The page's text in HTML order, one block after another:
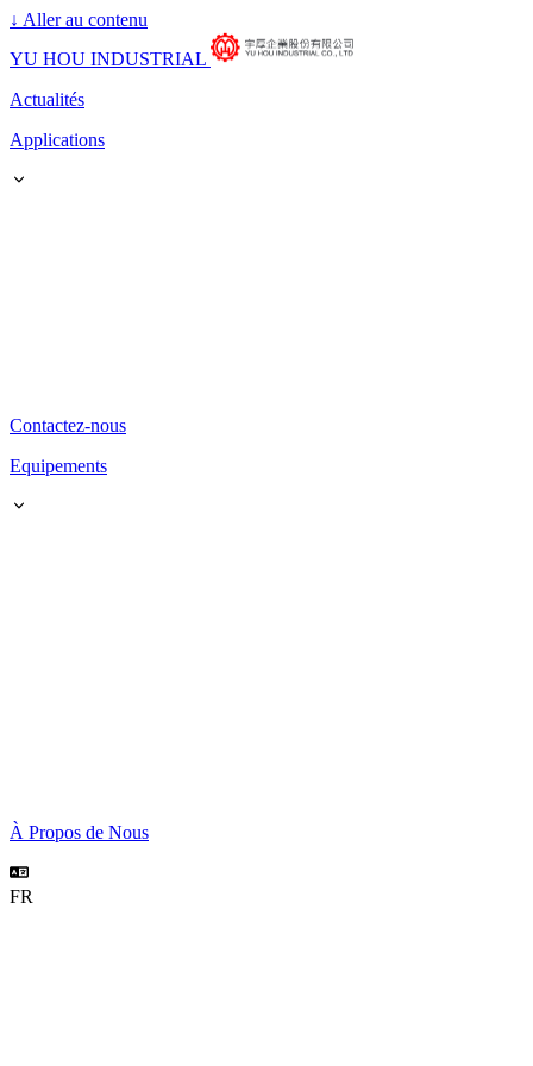
↓ Aller au contenu
YU HOU INDUSTRIAL
Actualités
Applications
Contactez-nous
Equipements
À Propos de Nous
FR